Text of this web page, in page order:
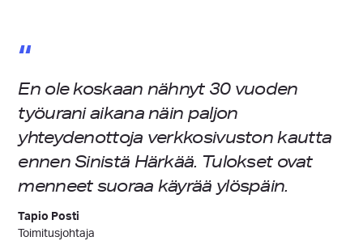
“
En ole koskaan nähnyt 30 vuoden
työurani aikana näin paljon
yhteydenottoja verkkosivuston kautta
ennen Sinistä Härkää. Tulokset ovat
menneet suoraa käyrää ylöspäin.
Tapio Posti
Toimitusjohtaja